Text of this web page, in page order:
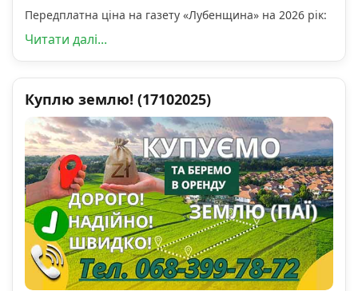
Передплатна ціна на газету «Лубенщина» на 2026 рік:
Читати далі...
Куплю землю! (17102025)